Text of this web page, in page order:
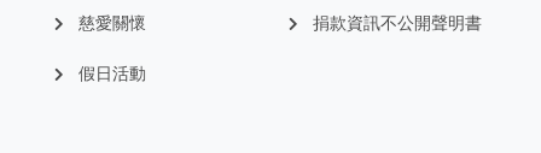
慈愛關懷
假日活動
捐款資訊不公開聲明書